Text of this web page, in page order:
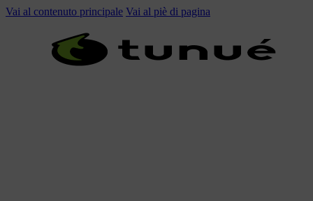
Vai al contenuto principale Vai al piè di pagina